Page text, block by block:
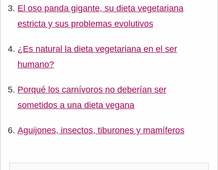
El oso panda gigante, su dieta vegetariana
estricta y sus problemas evolutivos
¿Es natural la dieta vegetariana en el ser
humano?
Porqué los carnívoros no deberían ser
sometidos a una dieta vegana
Aguijones, insectos, tiburones y mamíferos